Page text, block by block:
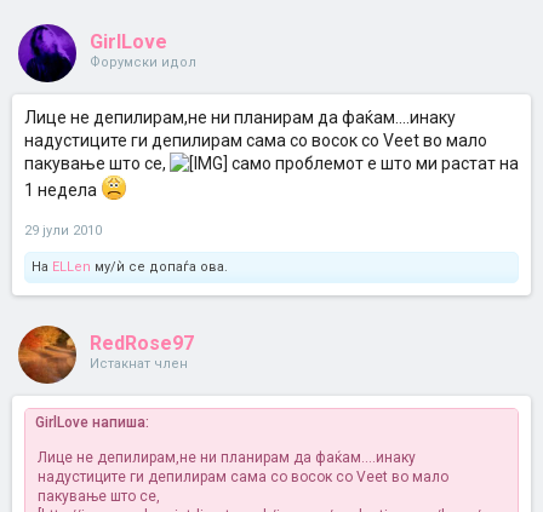
GirlLove
Форумски идол
Лице не депилирам,не ни планирам да фаќам....инаку
надустиците ги депилирам сама со восок со Veet во мало
пакување што се,
само проблемот е што ми растат на
1 недела
29 јули 2010
На ELLen му/ѝ се допаѓа ова.
RedRose97
Истакнат член
GirlLove напиша:
Лице не депилирам,не ни планирам да фаќам....инаку
надустиците ги депилирам сама со восок со Veet во мало
пакување што се,